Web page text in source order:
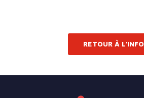
RETOUR À L'INFO